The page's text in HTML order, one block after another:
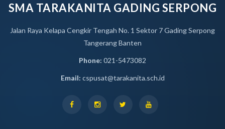
SMA TARAKANITA GADING SERPONG
Jalan Raya Kelapa Cengkir Tengah No. 1 Sektor 7 Gading Serpong
Tangerang Banten
Phone: 021-5473082
Email: cspusat@tarakanita.sch.id